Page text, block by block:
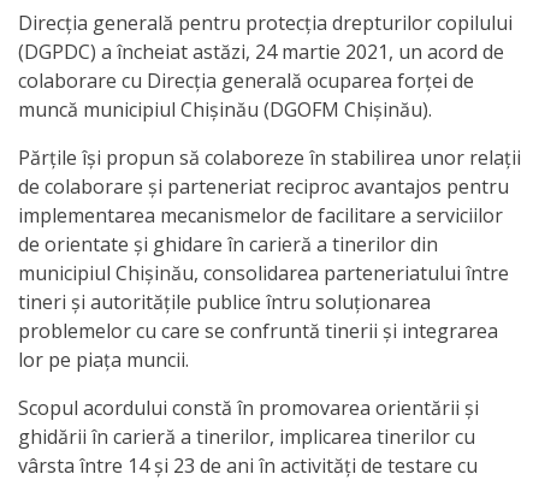
Rapoarte
de
activitate
Transparență
Achiziții
publice
Invitații
de
participare
Direcția generală pentru protecția drepturilor copilului
(DGPDC) a încheiat astăzi, 24 martie 2021, un acord de
colaborare cu Direcția generală ocuparea forței de
muncă municipiul Chișinău (DGOFM Chișinău).
Părțile își propun să colaboreze în stabilirea unor relații
de colaborare și parteneriat reciproc avantajos pentru
implementarea mecanismelor de facilitare a serviciilor
de orientate și ghidare în carieră a tinerilor din
municipiul Chișinău, consolidarea parteneriatului între
tineri și autoritățile publice întru soluționarea
problemelor cu care se confruntă tinerii și integrarea
lor pe piața muncii.
Scopul acordului constă în promovarea orientării și
ghidării în carieră a tinerilor, implicarea tinerilor cu
vârsta între 14 și 23 de ani în activități de testare cu